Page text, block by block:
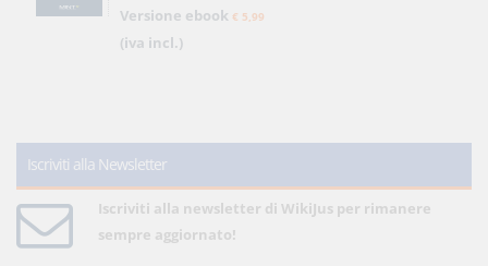
Versione ebook € 5,99
(iva incl.)
Iscriviti alla Newsletter
Iscriviti alla newsletter di WikiJus per rimanere
sempre aggiornato!